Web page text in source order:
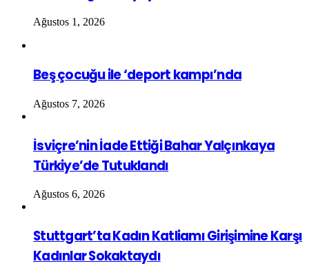
Ağustos 1, 2026
Beş çocuğu ile ‘deport kampı’nda
Ağustos 7, 2026
İsviçre’nin İade Ettiği Bahar Yalçınkaya
Türkiye’de Tutuklandı
Ağustos 6, 2026
Stuttgart’ta Kadın Katliamı Girişimine Karşı
Kadınlar Sokaktaydı